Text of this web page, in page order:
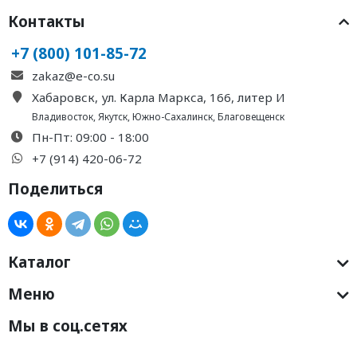
Контакты
+7 (800) 101-85-72
zakaz@e-co.su
Хабаровск, ул. Карла Маркса, 166, литер И
Владивосток,Якутск,Южно-Сахалинск,Благовещенск
Пн-Пт: 09:00 - 18:00
+7 (914) 420-06-72
Поделиться
Каталог
Меню
Мы в соц.сетях